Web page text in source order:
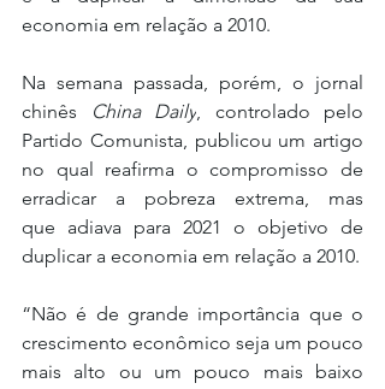
economia em relação a 2010.
Na semana passada, porém, o jornal
chinês
China Daily , controlado pelo
Partido Comunista, publicou um artigo
no qual reafirma o compromisso de
erradicar a pobreza extrema, mas
que adiava para 2021 o objetivo de
duplicar a economia em relação a 2010.
“Não é de grande importância que o
crescimento econômico seja um pouco
mais alto ou um pouco mais baixo